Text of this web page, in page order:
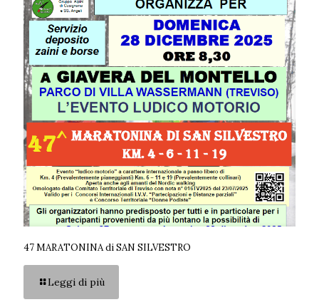
47 MARATONINA di SAN SILVESTRO
Leggi di più